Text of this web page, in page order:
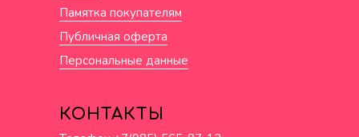
Памятка покупателям
Публичная оферта
Персональные данные
КОНТАКТЫ